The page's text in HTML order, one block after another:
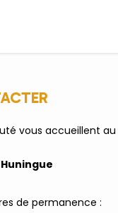
vous accueillent au
de permanence :